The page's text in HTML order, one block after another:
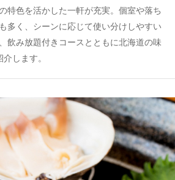
特色を活かした一軒が充実。個室や落ち
多く、シーンに応じて使い分けしやすい
飲み放題付きコースとともに北海道の味
します。